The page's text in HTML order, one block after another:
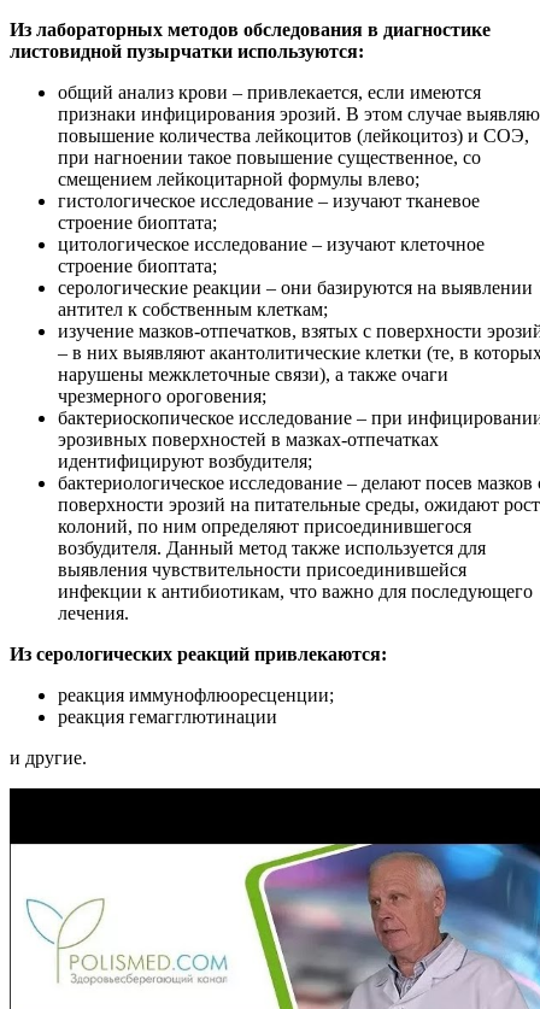
Из лабораторных методов обследования в диагностике
листовидной пузырчатки используются:
общий анализ крови – привлекается, если имеются
признаки инфицирования эрозий. В этом случае
повышение количества лейкоцитов (лейкоцитоз) и СОЭ,
при нагноении такое повышение существенное, со
смещением лейкоцитарной формулы влево;
гистологическое исследование – изучают тканевое
строение биоптата;
цитологическое исследование – изучают клеточное
строение биоптата;
серологические реакции – они базируются на выявлении
антител к собственным клеткам;
изучение мазков-отпечатков, взятых с поверхности
– в них выявляют акантолитические клетки (те, в
нарушены межклеточные связи), а также очаги
чрезмерного ороговения;
бактериоскопическое исследование – при
эрозивных поверхностей в мазках-отпечатках
идентифицируют возбудителя;
бактериологическое исследование – делают посев мазков
поверхности эрозий на питательные среды, ожидают
колоний, по ним определяют присоединившегося
возбудителя. Данный метод также используется для
выявления чувствительности присоединившейся
инфекции к антибиотикам, что важно для последующего
лечения.
Из серологических реакций привлекаются:
реакция иммунофлюоресценции;
реакция гемагглютинации
и другие.